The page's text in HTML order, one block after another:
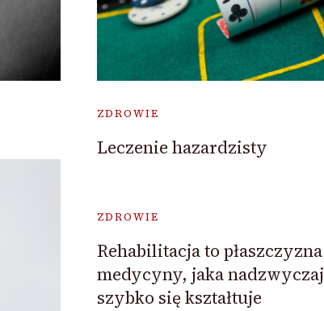
ZDROWIE
Leczenie hazardzisty
ZDROWIE
Rehabilitacja to płaszczyzna
medycyny, jaka nadzwyczaj
szybko się kształtuje